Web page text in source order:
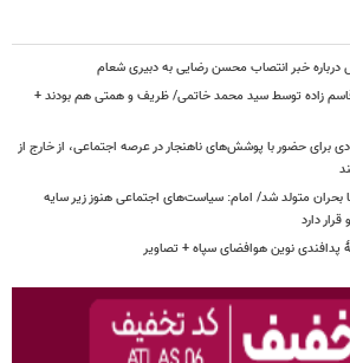
خبر انتصاب محسن رضایی به دبیری شعام
قاسم زاده توسط سید محمد خاتمی/ ظریف و همتی هم بودند +
برای حضور با پوشش‌های ناهنجار در عرصه اجتماعی، از خارج از
دولتی که با بحران متولد شد/ امام: سیاست‌های اجتماعی هنوز زیر سایه
دارد